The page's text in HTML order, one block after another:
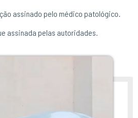
assinado pelo médico patológico.
assinada pelas autoridades.